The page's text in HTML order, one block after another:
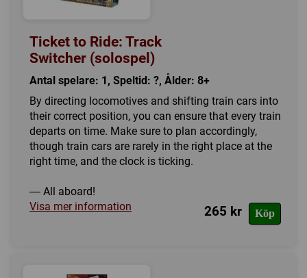
Ticket to Ride: Track
Switcher (solospel)
Antal spelare: 1, Speltid: ?, Ålder: 8+
By directing locomotives and shifting train cars into
their correct position, you can ensure that every train
departs on time. Make sure to plan accordingly,
though train cars are rarely in the right place at the
right time, and the clock is ticking.
— All aboard!
Visa mer information
Köp
265 kr